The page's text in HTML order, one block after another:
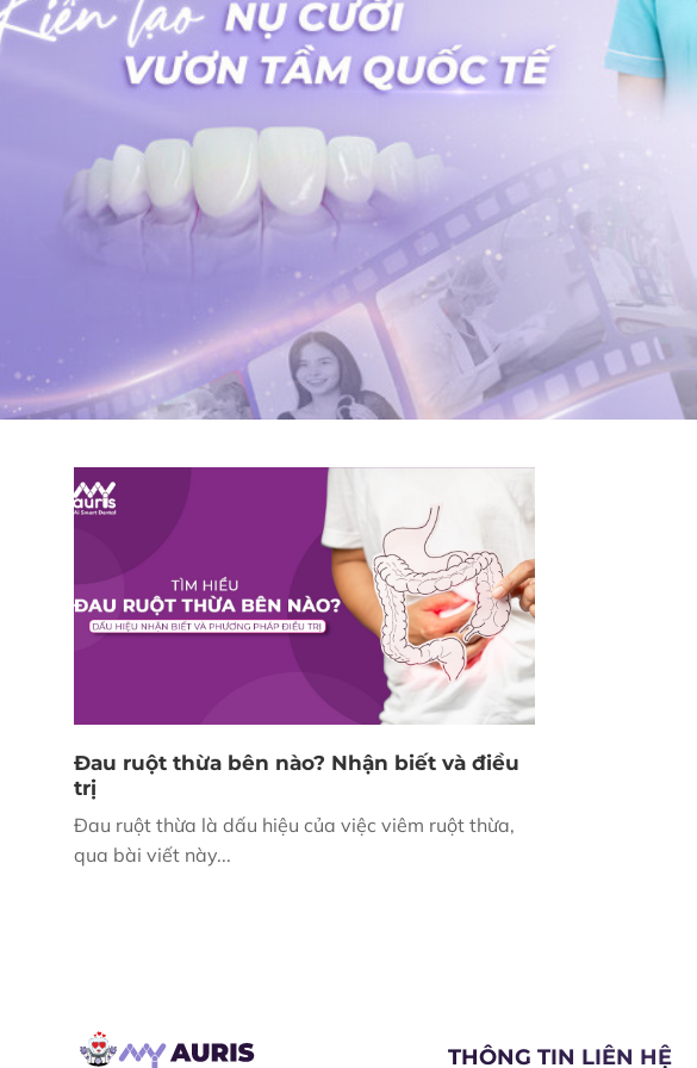
Đau ruột thừa bên nào? Nhận biết và điều
trị
Đau ruột thừa là dấu hiệu của việc viêm ruột thừa,
qua bài viết này...
THÔNG TIN LIÊN HỆ